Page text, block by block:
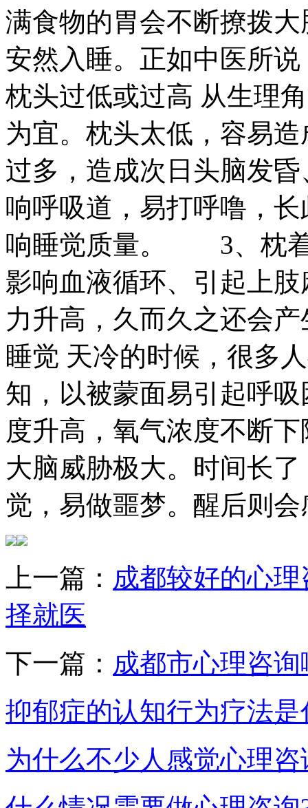
满食物的胃会不断撩拨
安然入睡。正如中医所
枕头过低或过高 从生理
为宜。枕头太低，容易
过多，造成次日头脑发
响呼吸道，易打呼噜，
响睡觉质量。 3、枕着
影响血液循环、引起上
力升高，久而久之还会
睡觉 天冷的时候，很多
知，以被蒙面易引起呼
度升高，氧气浓度不断
大脑威胁极大。时间长
觉，易做噩梦。醒后则
上一篇： 成都较好的心
择就医
下一篇： 成都市心理咨
抑郁症的认知行为疗法
为什么不少人感觉心理